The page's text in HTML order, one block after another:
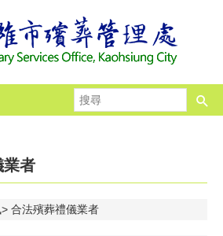
尋
業者
合法殯葬禮儀業者